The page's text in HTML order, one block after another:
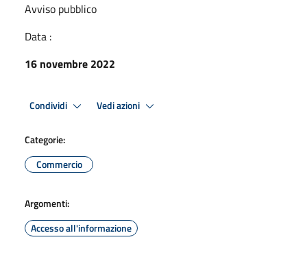
Avviso pubblico
Data :
16 novembre 2022
Condividi Vedi azioni
Categorie:
Commercio
Argomenti:
Accesso all'informazione